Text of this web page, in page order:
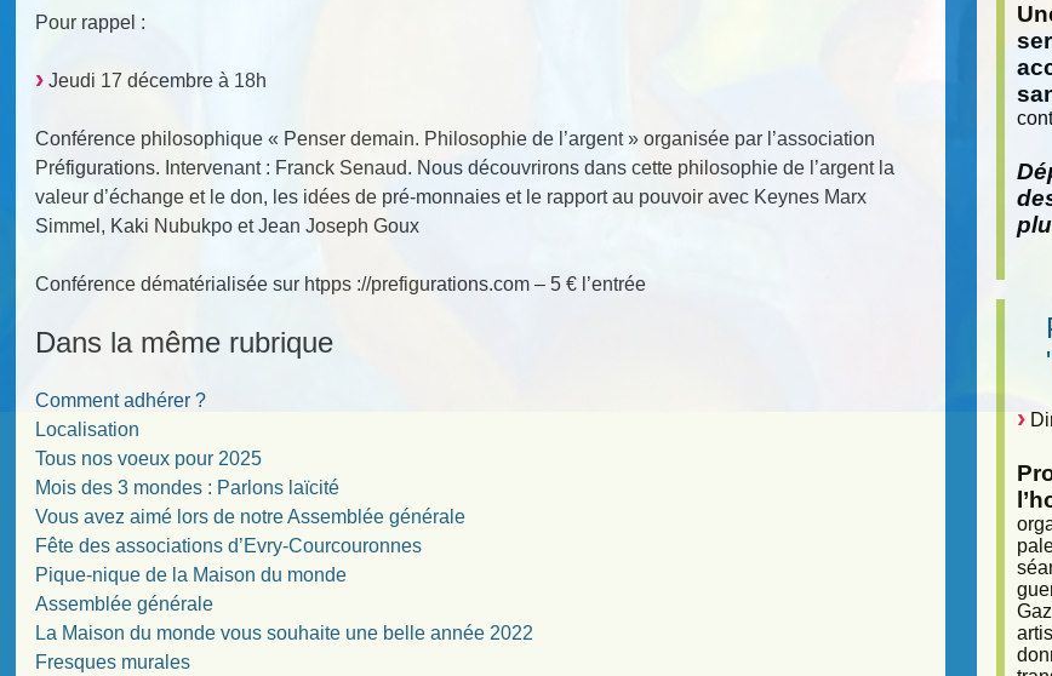
Pour rappel :
Jeudi 17 décembre à 18h
Conférence philosophique « Penser demain. Philosophie de l’argent » organisée par l’association
Préfigurations. Intervenant : Franck Senaud. Nous découvrirons dans cette philosophie de l’argent la
valeur d’échange et le don, les idées de pré-monnaies et le rapport au pouvoir avec Keynes Marx
Simmel, Kaki Nubukpo et Jean Joseph Goux
Conférence dématérialisée sur htpps ://prefigurations.com – 5 € l’entrée
Dans la même rubrique
Comment adhérer ?
Localisation
Tous nos voeux pour 2025
Mois des 3 mondes : Parlons laïcité
Vous avez aimé lors de notre Assemblée générale
Fête des associations d’Evry-Courcouronnes
Pique-nique de la Maison du monde
Assemblée générale
La Maison du monde vous souhaite une belle année 2022
Fresques murales